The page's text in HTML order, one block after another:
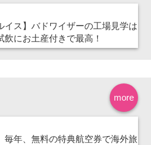
イス】バドワイザーの工場見学は
飲にお土産付きで最高！
more
毎年、無料の特典航空券で海外旅